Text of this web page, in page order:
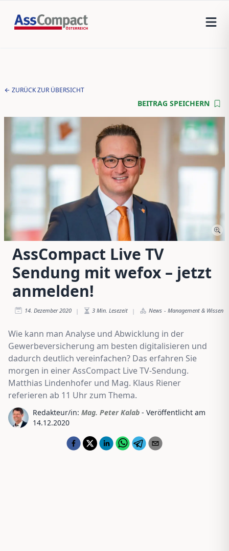
ZURÜCK ZUR ÜBERSICHT
BEITRAG SPEICHERN
AssCompact Live TV
Sendung mit wefox – jetzt
anmelden!
14. Dezember 2020 | 3 Min. Lesezeit | News - Management & Wissen
Wie kann man Analyse und Abwicklung in der
Gewerbeversicherung am besten digitalisieren und
dadurch deutlich vereinfachen? Das erfahren Sie
morgen in einer AssCompact Live TV-Sendung.
Matthias Lindenhofer und Mag. Klaus Riener
referieren ab 11 Uhr zum Thema.
Redakteur/in: Mag. Peter Kalab - Veröffentlicht am
14.12.2020